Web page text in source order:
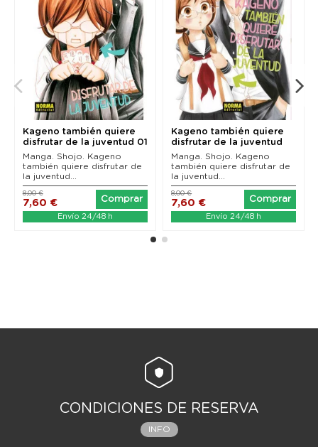
Kageno también quiere
disfrutar de la juventud 01
(de 11)
Manga. Shojo. Kageno
también quiere disfrutar de
la juventud...
7,60 €
8,00 €
Comprar
Envío 24/48 h
Kageno también quiere
disfrutar de la juventud
02 (de 11)
Manga. Shojo. Kageno
también quiere disfrutar de
la juventud...
7,60 €
8,00 €
Comprar
Envío 24/48 h
CONDICIONES DE RESERVA
INFO